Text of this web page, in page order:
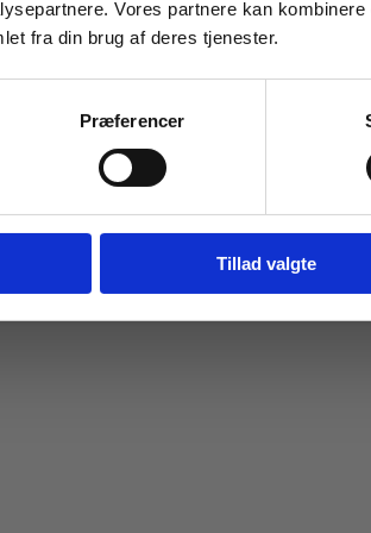
Vores partnere kan
fra din brug af deres tjenester.
Præferencer
Tillad valgte
For institutioner og
virksomheder. Du får
vist priser ekskl. moms.